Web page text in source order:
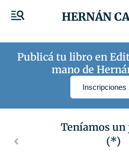
HERNÁN
Publicá tu libro en
mano de
Inscripciones
Teníamos un
(*)